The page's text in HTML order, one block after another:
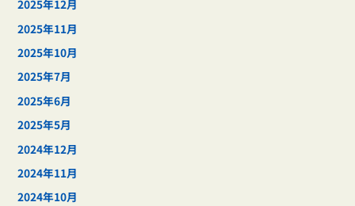
2025年12月
2025年11月
2025年10月
2025年7月
2025年6月
2025年5月
2024年12月
2024年11月
2024年10月